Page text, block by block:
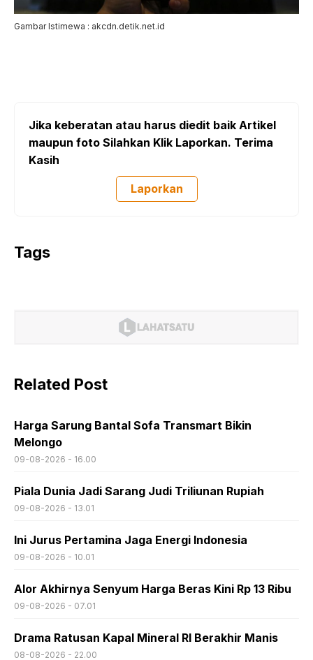
Gambar Istimewa : akcdn.detik.net.id
Jika keberatan atau harus diedit baik Artikel
maupun foto Silahkan Klik Laporkan. Terima
Kasih
Laporkan
Tags
Related Post
Harga Sarung Bantal Sofa Transmart Bikin
Melongo
09-08-2026 - 16.00
Piala Dunia Jadi Sarang Judi Triliunan Rupiah
09-08-2026 - 13.01
Ini Jurus Pertamina Jaga Energi Indonesia
09-08-2026 - 10.01
Alor Akhirnya Senyum Harga Beras Kini Rp 13 Ribu
09-08-2026 - 07.01
Drama Ratusan Kapal Mineral RI Berakhir Manis
08-08-2026 - 22.00